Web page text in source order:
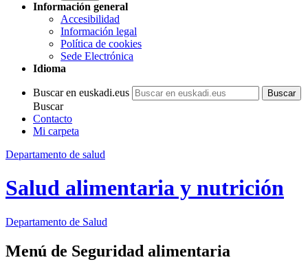
Información general
Accesibilidad
Información legal
Política de cookies
Sede Electrónica
Idioma
Buscar en euskadi.eus
Buscar
Contacto
Mi carpeta
Departamento de salud
Salud alimentaria y nutrición
Departamento de Salud
Menú de Seguridad alimentaria